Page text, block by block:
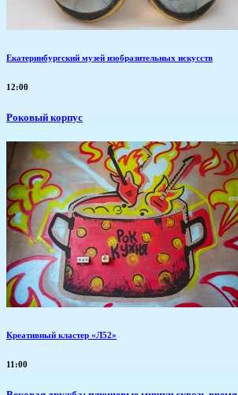
Екатеринбургский музей изобразительных искусств
12:00
Роковый корпус
Креативный кластер «Л52»
11:00